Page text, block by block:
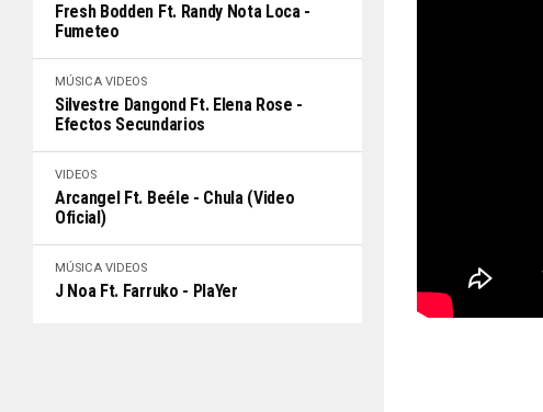
Fresh Bodden Ft. Randy Nota Loca -
Fumeteo
MÚSICA VIDEOS
Silvestre Dangond Ft. Elena Rose -
Efectos Secundarios
VIDEOS
Arcangel Ft. Beéle - Chula (Video
Oficial)
MÚSICA VIDEOS
J Noa Ft. Farruko - PlaYer